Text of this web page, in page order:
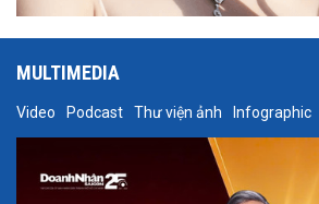
MULTIMEDIA
Video Podcast Thư viện ảnh Infographic